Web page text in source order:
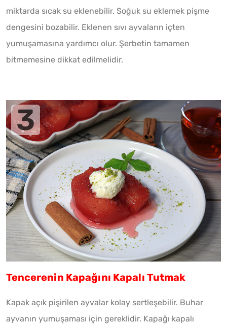
miktarda sıcak su eklenebilir. Soğuk su eklemek pişme
dengesini bozabilir. Eklenen sıvı ayvaların içten
yumuşamasına yardımcı olur. Şerbetin tamamen
bitmemesine dikkat edilmelidir.
Tencerenin Kapağını Kapalı Tutmak
Kapak açık pişirilen ayvalar kolay sertleşebilir. Buhar
ayvanın yumuşaması için gereklidir. Kapağı kapalı